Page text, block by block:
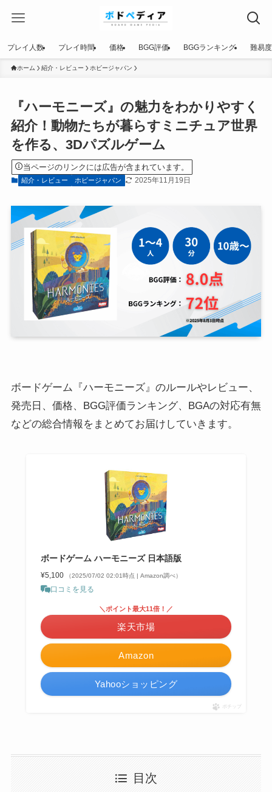
プレイ人数 プレイ時間 価格 BGG評価 BGGランキング 難易度
ホーム 紹介・レビュー ホビージャパン
『ハーモニーズ』の魅力をわかりやすく
紹介！動物たちが暮らすミニチュア世界
を作る、3Dパズルゲーム
当ページのリンクには広告が含まれています。
紹介・レビュー ホビージャパン 2025年11月19日
ボードゲーム『ハーモニーズ』のルールやレビュー、
発売日、価格、BGG評価ランキング、BGAの対応有無
などの総合情報をまとめてお届けしていきます。
ボードゲーム ハーモニーズ 日本語版
¥5,100 （2025/07/02 02:01時点 | Amazon調べ）
口コミを見る
Amazon
＼ポイント最大11倍！／
楽天市場
Yahooショッピング
ポチップ
目次